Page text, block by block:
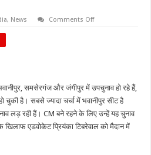
, News Comments Offon
वोटिंग
आज
समसेरगंज और जंगीपुर में उपचुनाव हो रहे हैं,
चुकी है। सबसे ज्यादा चर्चा में भवानीपुर सीट है
लड़ रही हैं। CM बने रहने के लिए उन्हें यह चुनाव
खिलाफ एडवोकेट प्रियंका टिबरेवाल को मैदान में